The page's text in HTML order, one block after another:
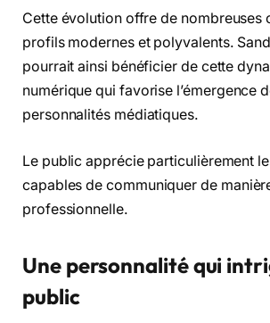
Cette évolution offre de nombreuses
profils modernes et polyvalents.
pourrait ainsi bénéficier de cette
numérique qui favorise l’émergence
personnalités médiatiques.
Le public apprécie particulièrement
capables de communiquer de
professionnelle.
Une personnalité qui
public